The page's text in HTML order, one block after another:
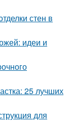
стен в
идеи и
25 лучших
для